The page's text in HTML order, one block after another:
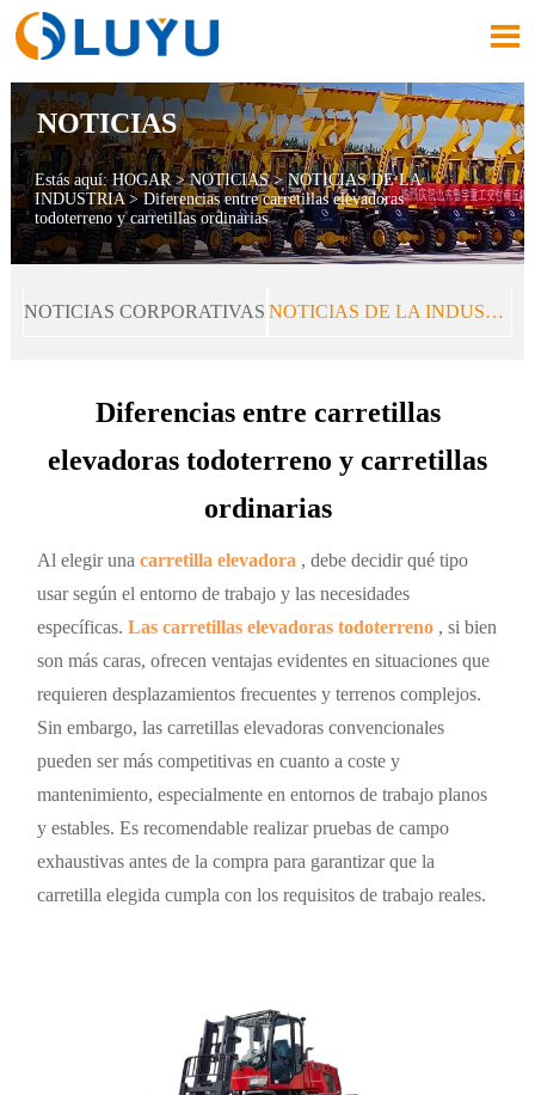

NOTICIAS
Estás aquí:HOGAR>NOTICIAS>NOTICIAS DE LA
INDUSTRIA>Diferencias entre carretillas elevadoras
todoterreno y carretillas ordinarias
NOTICIAS CORPORATIVAS NOTICIAS DE LA INDUSTRIA
Diferencias entre carretillas
elevadoras todoterreno y carretillas
ordinarias
Al elegir unacarretilla elevadora , debe decidir qué tipo
usar según el entorno de trabajo y las necesidades
específicas.Las carretillas elevadoras todoterreno , si bien
son más caras, ofrecen ventajas evidentes en situaciones que
requieren desplazamientos frecuentes y terrenos complejos.
Sin embargo, las carretillas elevadoras convencionales
pueden ser más competitivas en cuanto a coste y
mantenimiento, especialmente en entornos de trabajo planos
y estables. Es recomendable realizar pruebas de campo
exhaustivas antes de la compra para garantizar que la
carretilla elegida cumpla con los requisitos de trabajo reales.